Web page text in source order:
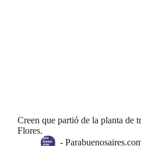
Creen que partió de la planta de
Flores.
-